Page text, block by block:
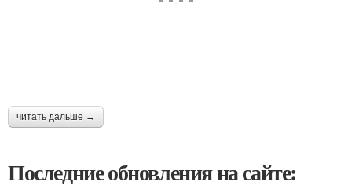
читать дальше →
Последние обновления на сайте: